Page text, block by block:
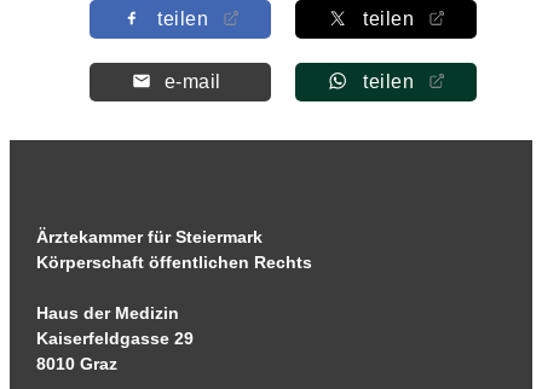
teilen teilen
e-mail teilen
Ärztekammer für Steiermark
Körperschaft öffentlichen Rechts
Haus der Medizin
Kaiserfeldgasse 29
8010 Graz